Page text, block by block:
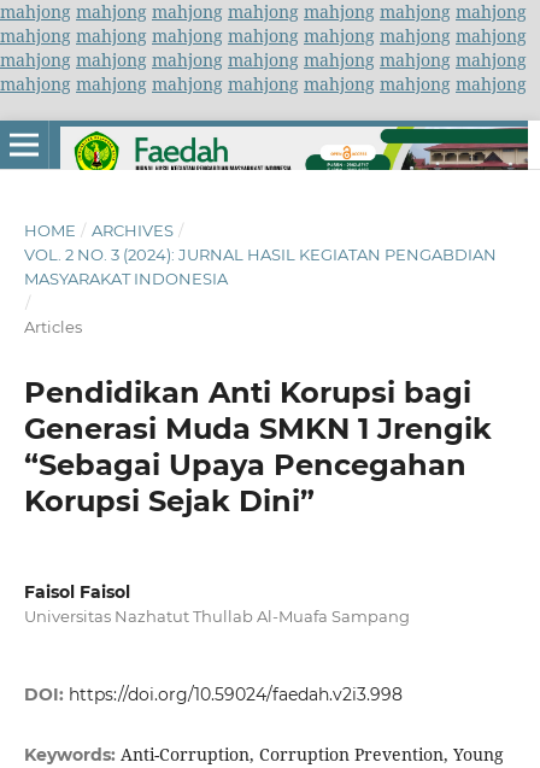
mahjong mahjong mahjong mahjong mahjong mahjong mahjong
mahjong mahjong mahjong mahjong mahjong mahjong mahjong
mahjong mahjong mahjong mahjong mahjong mahjong mahjong
mahjong mahjong mahjong mahjong mahjong mahjong mahjong
HOME / ARCHIVES /
VOL. 2 NO. 3 (2024): JURNAL HASIL KEGIATAN PENGABDIAN
MASYARAKAT INDONESIA
/
Articles
Pendidikan Anti Korupsi bagi
Generasi Muda SMKN 1 Jrengik
“Sebagai Upaya Pencegahan
Korupsi Sejak Dini”
Faisol Faisol
Universitas Nazhatut Thullab Al-Muafa Sampang
DOI: https://doi.org/10.59024/faedah.v2i3.998
Keywords: Anti-Corruption, Corruption Prevention, Young